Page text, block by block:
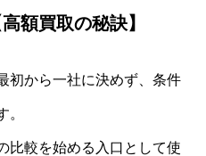
額買取の秘訣】
初から一社に決めず、条件
。
比較を始める入口として使